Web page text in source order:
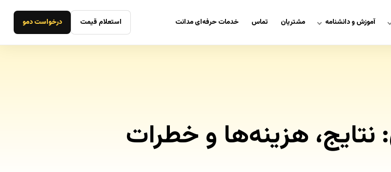
آموزش و دانشنامه مشتریان تماس خدمات حرفه‌ای مدانت استعلام قیمت درخواست دمو
نتایج، هزینه‌ها و خطرات